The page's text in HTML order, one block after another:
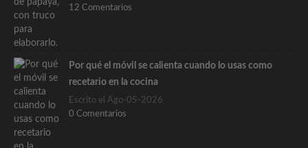
12 Comentarios
Por qué el móvil se calienta cuando lo usas como
recetario en la cocina
Escrito el Ago-05-2026
0 Comentarios